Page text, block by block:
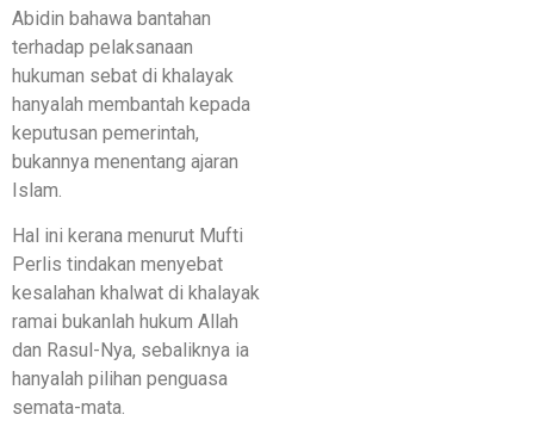
Abidin bahawa bantahan
terhadap pelaksanaan
hukuman sebat di khalayak
hanyalah membantah kepada
keputusan pemerintah,
bukannya menentang ajaran
Islam.
Hal ini kerana menurut Mufti
Perlis tindakan menyebat
kesalahan khalwat di khalayak
ramai bukanlah hukum Allah
dan Rasul-Nya, sebaliknya ia
hanyalah pilihan penguasa
semata-mata.